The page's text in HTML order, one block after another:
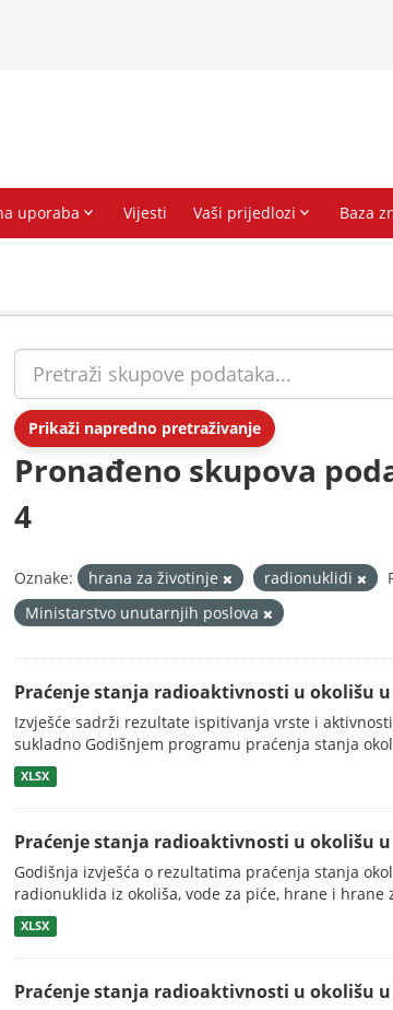
Prikaži napredno pretraživanje
Pronađeno skupova
4
Oznake: hrana za životinje radionuklidi
Ministarstvo unutarnjih poslova
Praćenje stanja radioaktivnosti u okolišu
Izvješće sadrži rezultate ispitivanja vrste i
sukladno Godišnjem programu praćenja stanja
XLSX
Praćenje stanja radioaktivnosti u okolišu
Godišnja izvješća o rezultatima praćenja stanja
radionuklida iz okoliša, vode za piće, hrane i hrane
XLSX
Praćenje stanja radioaktivnosti u okolišu